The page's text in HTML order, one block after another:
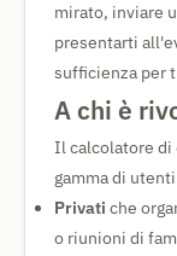
mirato, inviare
presentarti
sufficienza per
A chi è
Il calcolatore di
gamma di
Privati che
o riunioni di